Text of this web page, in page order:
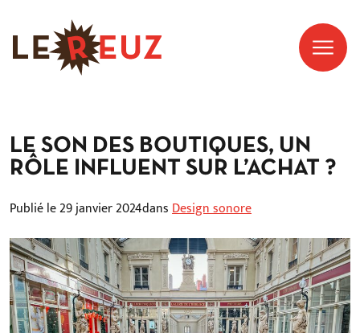
LE SON DES BOUTIQUES, UN
RÔLE INFLUENT SUR L’ACHAT ?
Publié le 29 janvier 2024dansDesign sonore